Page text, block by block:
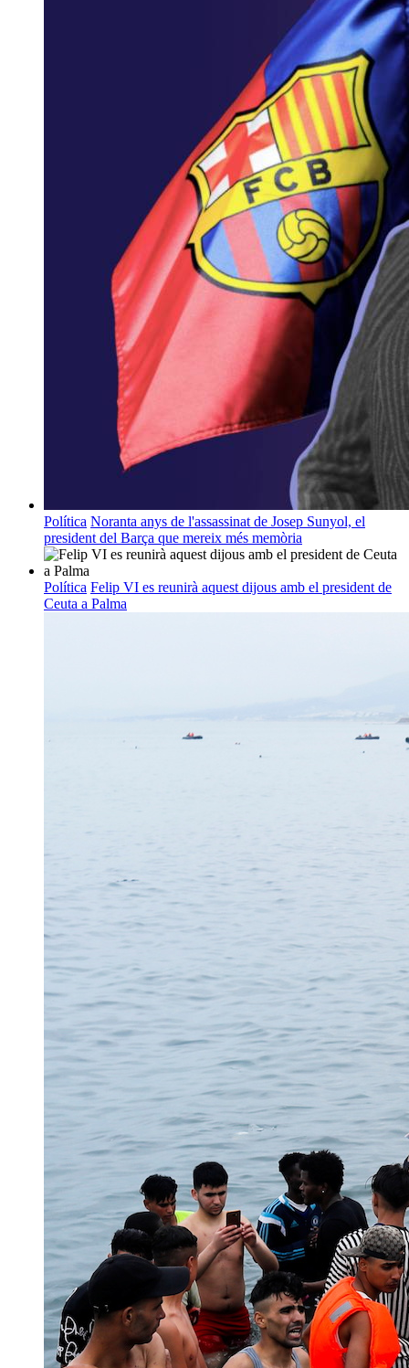
Política Noranta anys de l'assassinat de Josep Sunyol, el
president del Barça que mereix més memòria
Política Felip VI es reunirà aquest dijous amb el president de
Ceuta a Palma